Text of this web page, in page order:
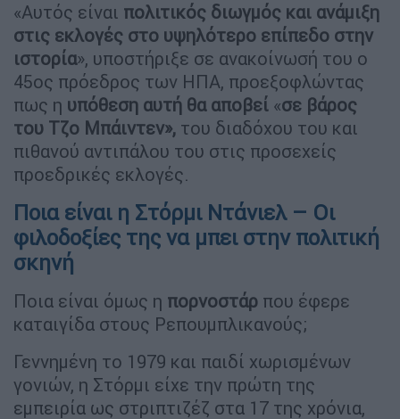
«Αυτός είναι πολιτικός διωγμός και ανάμιξη
στις εκλογές στο υψηλότερο επίπεδο στην
ιστορία», υποστήριξε σε ανακοίνωσή του ο
45ος πρόεδρος των ΗΠΑ, προεξοφλώντας
πως η υπόθεση αυτή θα αποβεί «σε βάρος
του Τζο Μπάιντεν», του διαδόχου του και
πιθανού αντιπάλου του στις προσεχείς
προεδρικές εκλογές.
Ποια είναι η Στόρμι Ντάνιελ – Οι
φιλοδοξίες της να μπει στην πολιτική
σκηνή
Ποια είναι όμως η πορνοστάρ που έφερε
καταιγίδα στους Ρεπουμπλικανούς;
Γεννημένη το 1979 και παιδί χωρισμένων
γονιών, η Στόρμι είχε την πρώτη της
εμπειρία ως στριπτιζέζ στα 17 της χρόνια,